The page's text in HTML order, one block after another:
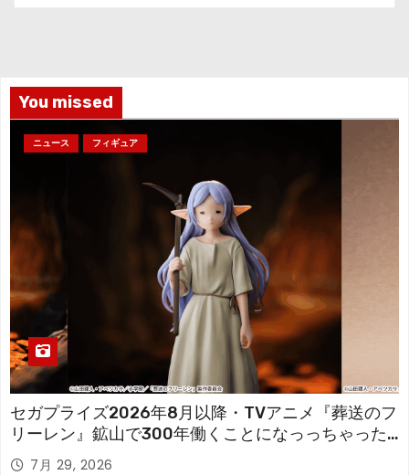
You missed
ニュース フィギュア
セガプライズ2026年8月以降・TVアニメ『葬送のフ
リーレン』鉱山で300年働くことになっっちゃった
「フリーレン」を立体化！
7月 29, 2026